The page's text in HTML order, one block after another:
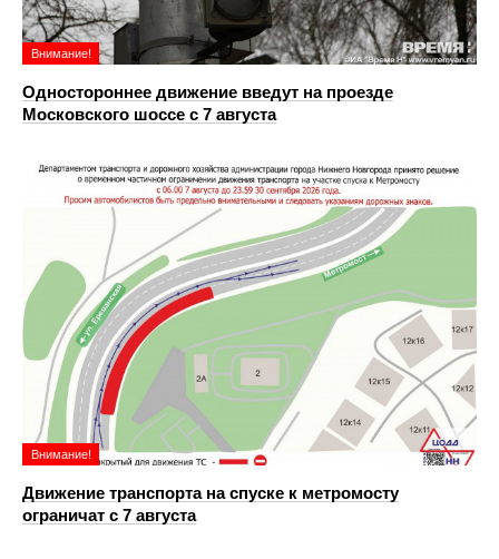
Внимание!
Одностороннее движение введут на проезде
Московского шоссе с 7 августа
Внимание!
Движение транспорта на спуске к метромосту
ограничат с 7 августа